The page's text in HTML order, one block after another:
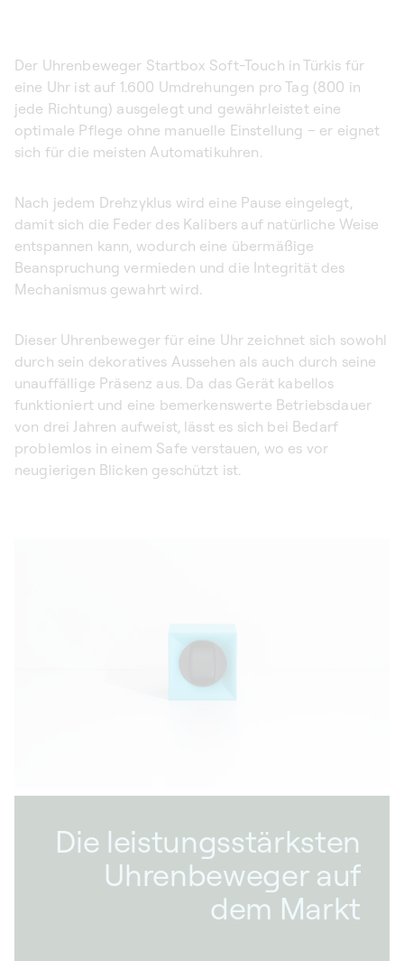
Der Uhrenbeweger Startbox Soft-Touch in Türkis für
eine Uhr ist auf 1.600 Umdrehungen pro Tag (800 in
jede Richtung) ausgelegt und gewährleistet eine
optimale Pflege ohne manuelle Einstellung – er eignet
sich für die meisten Automatikuhren.
Nach jedem Drehzyklus wird eine Pause eingelegt,
damit sich die Feder des Kalibers auf natürliche Weise
entspannen kann, wodurch eine übermäßige
Beanspruchung vermieden und die Integrität des
Mechanismus gewahrt wird.
Dieser Uhrenbeweger für eine Uhr zeichnet sich sowohl
durch sein dekoratives Aussehen als auch durch seine
unauffällige Präsenz aus. Da das Gerät kabellos
funktioniert und eine bemerkenswerte Betriebsdauer
von drei Jahren aufweist, lässt es sich bei Bedarf
problemlos in einem Safe verstauen, wo es vor
neugierigen Blicken geschützt ist.
Die leistungsstärksten
Uhrenbeweger auf
dem Markt